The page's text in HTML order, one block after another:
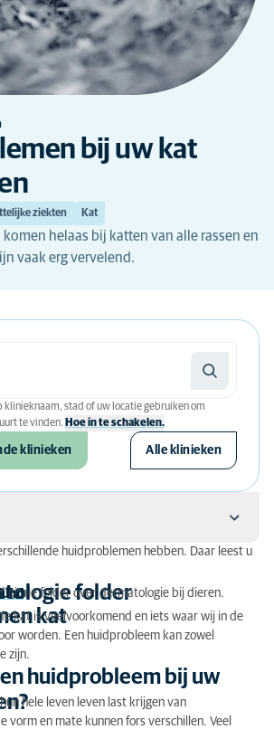
bij uw kat
ziekten Kat
helaas bij katten van alle rassen en
vaak erg vervelend.
klinieknaam, stad of uw locatie gebruiken om
te vinden. Hoe in te schakelen.
klinieken Alle klinieken
folder
kat
huidprobleem bij uw kat herkennen?
huidproblemen kat
huidprobleem: wat nu?
huidproblemen hebben. Daar leest u
folder
folder over dermatologie bij dieren.
kat
kat is veelvoorkomend en iets waar wij in de
worden. Een huidprobleem kan zowel
zijn.
huidprobleem bij uw
hele leven leven last krijgen van
vorm en mate kunnen fors verschillen. Veel